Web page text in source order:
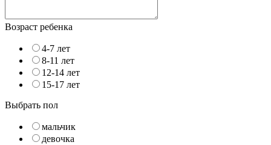
Возраст ребенка
4-7 лет
8-11 лет
12-14 лет
15-17 лет
Выбрать пол
мальчик
девочка